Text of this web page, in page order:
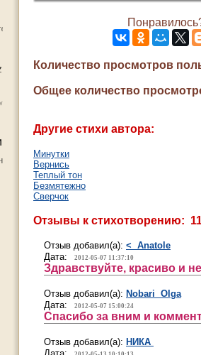
Количество просмотров
Общее количество
Другие стихи автора:
Минутки
Вернись
Теплый тон
Безмятежно
Сверчок
Отзывы к стихотворению:
Отзыв добавил(а): < Anatole
Дата:
2012-05-07 11:37:10
Здравствуйте, красиво и
Отзыв добавил(а): Nobari Olga
Дата:
2012-05-07 15:00:24
Спасибо за вним и
Отзыв добавил(а): НИКА